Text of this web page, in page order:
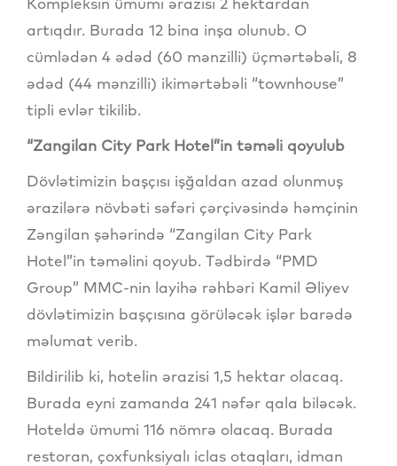
artıqdır. Burada 12 bina inşa olunub. O
cümlədən 4 ədəd (60 mənzilli) üçmərtəbəli, 8
ədəd (44 mənzilli) ikimərtəbəli “townhouse”
tipli evlər tikilib.
“Zangilan City Park Hotel”in təməli qoyulub
Dövlətimizin başçısı işğaldan azad olunmuş
ərazilərə növbəti səfəri çərçivəsində həmçinin
Zəngilan şəhərində “Zangilan City Park
Hotel”in təməlini qoyub. Tədbirdə “PMD
Group” MMC-nin layihə rəhbəri Kamil Əliyev
dövlətimizin başçısına görüləcək işlər barədə
məlumat verib.
Bildirilib ki, hotelin ərazisi 1,5 hektar olacaq.
Burada eyni zamanda 241 nəfər qala biləcək.
Hoteldə ümumi 116 nömrə olacaq. Burada
restoran, çoxfunksiyalı iclas otaqları, idman